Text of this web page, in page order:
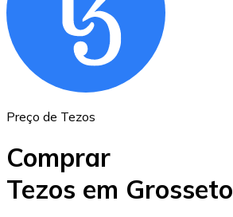
ETH
Preço de Tezos
Comprar
Tezos em Grosseto